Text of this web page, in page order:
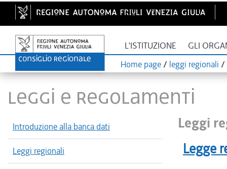
L'ISTITUZIONE GLI
Home page / leggi regionali /
LEGGI E REGOLAMENTI
Introduzione alla banca dati
Leggi regionali
Leggi
Legge